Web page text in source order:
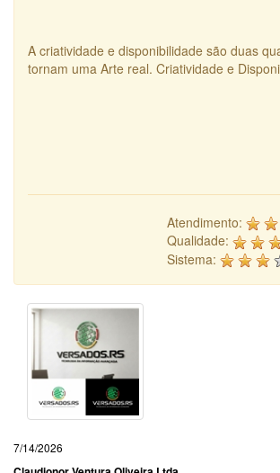
A criatividade e disponibilidade são duas
tornam uma Arte real. Criatividade e
Atendimento:
Qualidade:
Sistema:
7/14/2026